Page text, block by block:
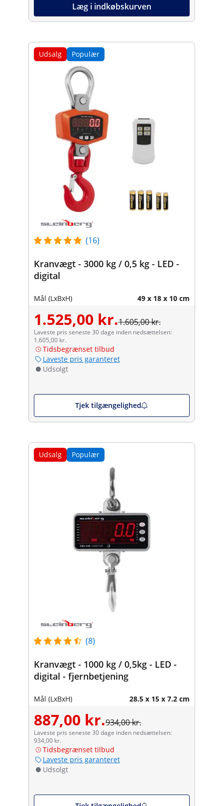
Læg i indkøbskurven
Udsalg Populær
(16)
Kranvægt - 3000 kg / 0,5 kg - LED -
digital
Mål (LxBxH) 49 x 18 x 10 cm
1.525,00 kr.1.605,00 kr.
Laveste pris seneste 30 dage inden nedsættelsen:
1.605,00 kr.
Tidsbegrænset tilbud
Laveste pris garanteret
Udsolgt
Tjek tilgængelighed
Udsalg Populær
(8)
Kranvægt - 1000 kg / 0,5kg - LED -
digital - fjernbetjening
Mål (LxBxH) 28.5 x 15 x 7.2 cm
887,00 kr.934,00 kr.
Laveste pris seneste 30 dage inden nedsættelsen:
934,00 kr.
Tidsbegrænset tilbud
Laveste pris garanteret
Udsolgt